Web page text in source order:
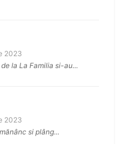
2023
la La Familia si-au...
2023
si plâng...